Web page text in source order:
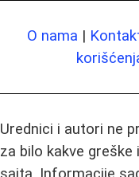
O nama |
Urednici i autori ne
za bilo kakve